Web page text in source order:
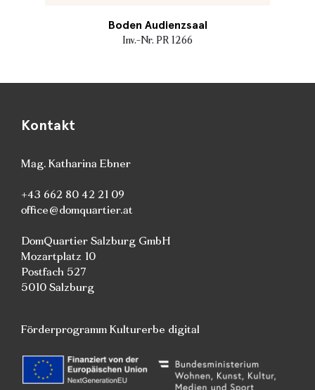
Boden Audienzsaal
Inv.-Nr. PR 1266
Kontakt
Mag. Katharina Ebner
+43 662 80 42 21 09
office@domquartier.at
DomQuartier Salzburg GmbH
Mozartplatz 10
Postfach 527
5010 Salzburg
Förderprogramm Kulturerbe digital